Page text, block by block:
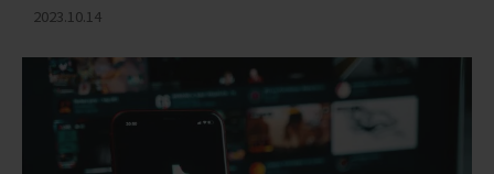
断で使用したり、クリエイターが無断でアップロードした場合、
2023.10.14